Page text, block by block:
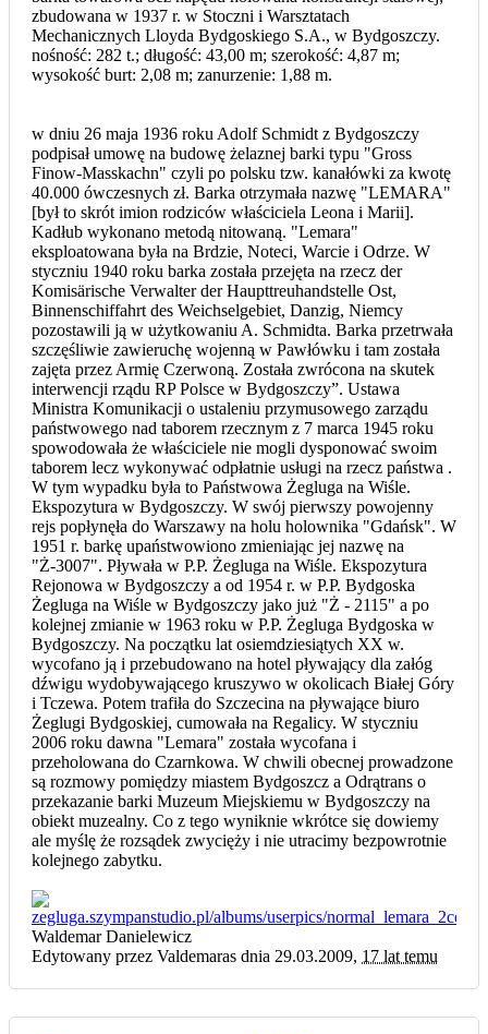
zbudowana w 1937 r. w Stoczni i Warsztatach
Mechanicznych Lloyda Bydgoskiego S.A., w Bydgoszczy.
nośność: 282 t.; długość: 43,00 m; szerokość: 4,87 m;
wysokość burt: 2,08 m; zanurzenie: 1,88 m.
w dniu 26 maja 1936 roku Adolf Schmidt z Bydgoszczy
podpisał umowę na budowę żelaznej barki typu "Gross
Finow-Masskachn" czyli po polsku tzw. kanałówki za kwotę
40.000 ówczesnych zł. Barka otrzymała nazwę "LEMARA"
[był to skrót imion rodziców właściciela Leona i Marii].
Kadłub wykonano metodą nitowaną. "Lemara"
eksploatowana była na Brdzie, Noteci, Warcie i Odrze. W
styczniu 1940 roku barka została przejęta na rzecz der
Komisärische Verwalter der Haupttreuhandstelle Ost,
Binnenschiffahrt des Weichselgebiet, Danzig, Niemcy
pozostawili ją w użytkowaniu A. Schmidta. Barka przetrwała
szczęśliwie zawieruchę wojenną w Pawłówku i tam została
zajęta przez Armię Czerwoną. Została zwrócona na skutek
interwencji rządu RP Polsce w Bydgoszczy”. Ustawa
Ministra Komunikacji o ustaleniu przymusowego zarządu
państwowego nad taborem rzecznym z 7 marca 1945 roku
spowodowała że właściciele nie mogli dysponować swoim
taborem lecz wykonywać odpłatnie usługi na rzecz państwa .
W tym wypadku była to Państwowa Żegluga na Wiśle.
Ekspozytura w Bydgoszczy. W swój pierwszy powojenny
rejs popłynęła do Warszawy na holu holownika "Gdańsk". W
1951 r. barkę upaństwowiono zmieniając jej nazwę na
"Ż-3007". Pływała w P.P. Żegluga na Wiśle. Ekspozytura
Rejonowa w Bydgoszczy a od 1954 r. w P.P. Bydgoska
Żegluga na Wiśle w Bydgoszczy jako już "Ż - 2115" a po
kolejnej zmianie w 1963 roku w P.P. Żegluga Bydgoska w
Bydgoszczy. Na początku lat osiemdziesiątych XX w.
wycofano ją i przebudowano na hotel pływający dla załóg
dźwigu wydobywającego kruszywo w okolicach Białej Góry
i Tczewa. Potem trafiła do Szczecina na pływające biuro
Żeglugi Bydgoskiej, cumowała na Regalicy. W styczniu
2006 roku dawna "Lemara" została wycofana i
przeholowana do Czarnkowa. W chwili obecnej prowadzone
są rozmowy pomiędzy miastem Bydgoszcz a Odrątrans o
przekazanie barki Muzeum Miejskiemu w Bydgoszczy na
obiekt muzealny. Co z tego wyniknie wkrótce się dowiemy
ale myślę że rozsądek zwycięży i nie utracimy bezpowrotnie
kolejnego zabytku.
Waldemar Danielewicz
Edytowany przez Valdemaras dnia 29.03.2009, 17 lat temu